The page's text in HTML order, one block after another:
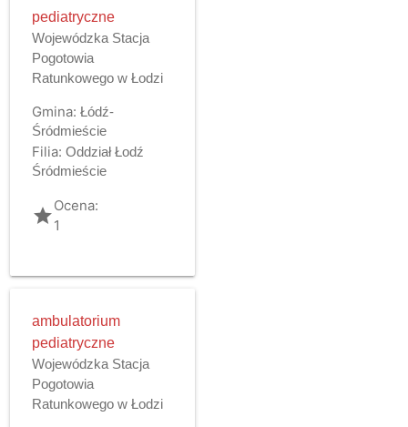
pediatryczne
Wojewódzka Stacja
Pogotowia
Ratunkowego w Łodzi
Gmina: Łódź-
Śródmieście
Filia: Oddział Łodź
Śródmieście
gradeOcena:
1
ambulatorium
pediatryczne
Wojewódzka Stacja
Pogotowia
Ratunkowego w Łodzi